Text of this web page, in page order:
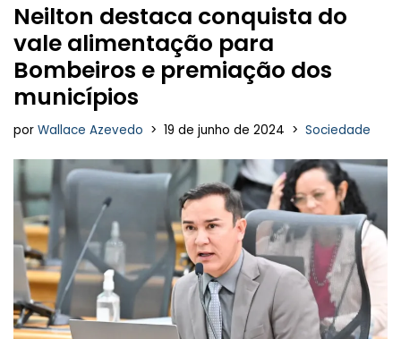
Neilton destaca conquista do
vale alimentação para
Bombeiros e premiação dos
municípios
por Wallace Azevedo 19 de junho de 2024 Sociedade